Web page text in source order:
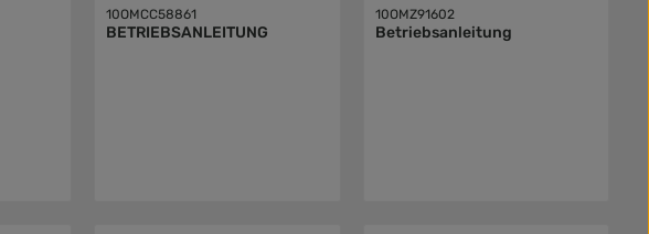
10OMCC58861
BETRIEBSANLEITUNG
10OMZ91602
Betriebsanleitung